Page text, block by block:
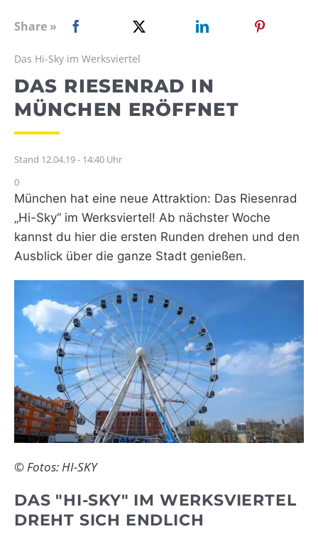
WEBRADIO
Share »
Das Hi-Sky im Werksviertel
DAS RIESENRAD IN
MÜNCHEN ERÖFFNET
Stand 12.04.19 - 14:40 Uhr
0
München hat eine neue Attraktion: Das Riesenrad
„Hi-Sky“ im Werksviertel! Ab nächster Woche
kannst du hier die ersten Runden drehen und den
Ausblick über die ganze Stadt genießen.
© Fotos: HI-SKY
DAS "HI-SKY" IM WERKSVIERTEL
DREHT SICH ENDLICH